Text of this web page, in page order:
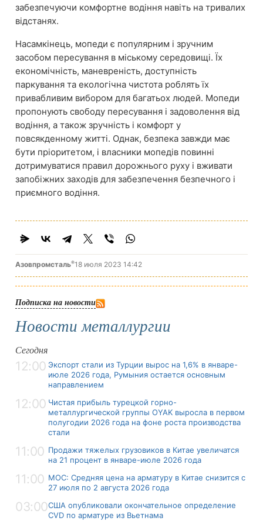
забезпечуючи комфортне водіння навіть на тривалих
відстанях.
Насамкінець, мопеди є популярним і зручним
засобом пересування в міському середовищі. Їх
економічність, маневреність, доступність
паркування та екологічна чистота роблять їх
привабливим вибором для багатьох людей. Мопеди
пропонують свободу пересування і задоволення від
водіння, а також зручність і комфорт у
повсякденному житті. Однак, безпека завжди має
бути пріоритетом, і власники мопедів повинні
дотримуватися правил дорожнього руху і вживати
запобіжних заходів для забезпечення безпечного і
приємного водіння.
Азовпромсталь®18 июля 2023 14:42
Подписка на новости
Новости металлургии
Сегодня
12:00 Экспорт стали из Турции вырос на 1,6% в январе-
июле 2026 года, Румыния остается основным
направлением
12:00 Чистая прибыль турецкой горно-
металлургической группы OYAK выросла в первом
полугодии 2026 года на фоне роста производства
стали
11:00 Продажи тяжелых грузовиков в Китае увеличатся
на 21 процент в январе-июле 2026 года
11:00 MOC: Средняя цена на арматуру в Китае снизится с
27 июля по 2 августа 2026 года
03:00США опубликовали окончательное определение
CVD по арматуре из Вьетнама